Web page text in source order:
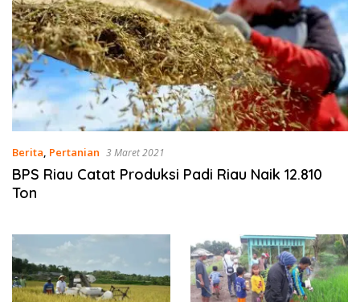
Berita, Pertanian 3 Maret 2021
BPS Riau Catat Produksi Padi Riau Naik 12.810
Ton